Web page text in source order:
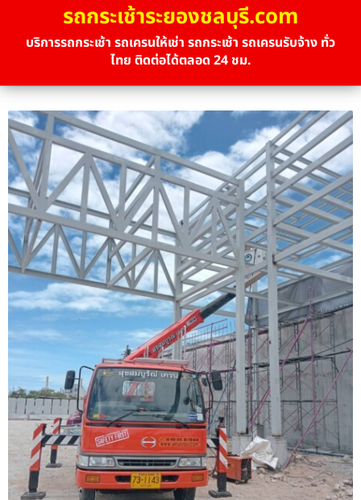
รถกระเช้าระยองชลบุรี.com
บริการรถกระเช้า รถเครนให้เช่า รถกระเช้า รถเครนรับจ้าง ทั่ว
ไทย ติดต่อได้ตลอด 24 ชม.